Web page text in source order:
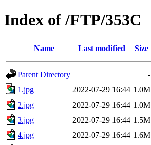
Index of /FTP/353C
Name Last modified Size
Parent Directory
-
1.jpg
2022-07-29 16:44 1.0M
2.jpg
2022-07-29 16:44 1.0M
3.jpg
2022-07-29 16:44 1.5M
4.jpg
2022-07-29 16:44 1.6M